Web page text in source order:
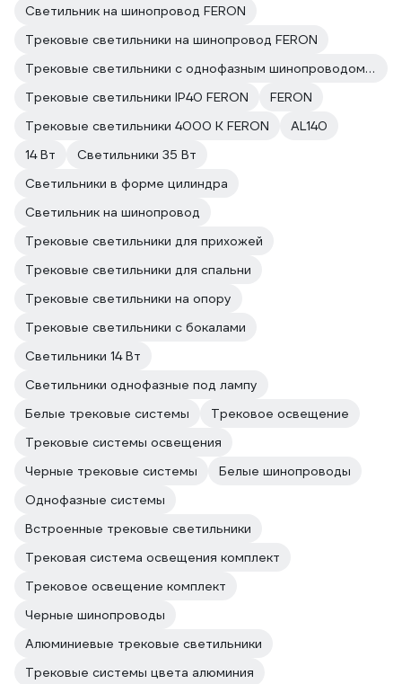
Светильник на шинопровод FERON
Трековые светильники на шинопровод FERON
Трековые светильники с однофазным шинопроводом FERON
Трековые светильники IP40 FERON
FERON
Трековые светильники 4000 К FERON
AL140
14 Вт
Светильники 35 Вт
Светильники в форме цилиндра
Светильник на шинопровод
Трековые светильники для прихожей
Трековые светильники для спальни
Трековые светильники на опору
Трековые светильники с бокалами
Светильники 14 Вт
Светильники однофазные под лампу
Белые трековые системы
Трековое освещение
Трековые системы освещения
Черные трековые системы
Белые шинопроводы
Однофазные системы
Встроенные трековые светильники
Трековая система освещения комплект
Трековое освещение комплект
Черные шинопроводы
Алюминиевые трековые светильники
Трековые системы цвета алюминия